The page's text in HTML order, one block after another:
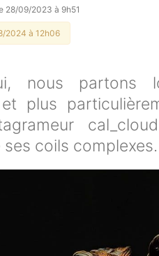
28/09/2023 à 9h51
2024 à 12h06
nous
et plus
coils complexes.